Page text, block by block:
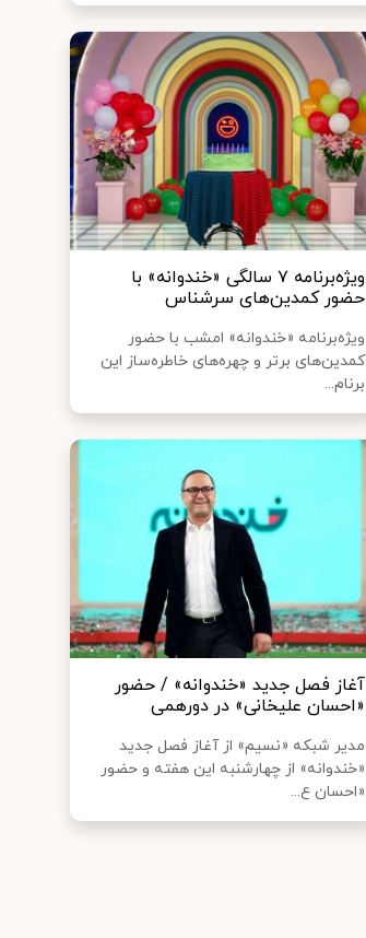
ویژه‌برنامه ۷ سالگی «خندوانه» با
حضور کمدین‌های سرشناس
ویژه‌برنامه «خندوانه» امشب با حضور
کمدین‌های برتر و چهره‌های خاطره‌ساز این
برنام...
آغاز فصل جدید «خندوانه» / حضور
«احسان علیخانی» در دورهمی
مدیر شبکه «نسیم» از آغاز فصل جدید
«خندوانه» از چهارشنبه این هفته و حضور
«احسان ع...